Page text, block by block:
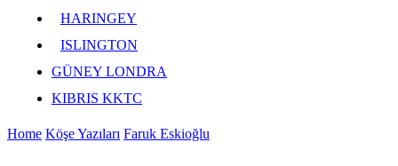
HARINGEY
ISLINGTON
GÜNEY LONDRA
KIBRIS KKTC
Home Köşe Yazıları Faruk Eskioğlu